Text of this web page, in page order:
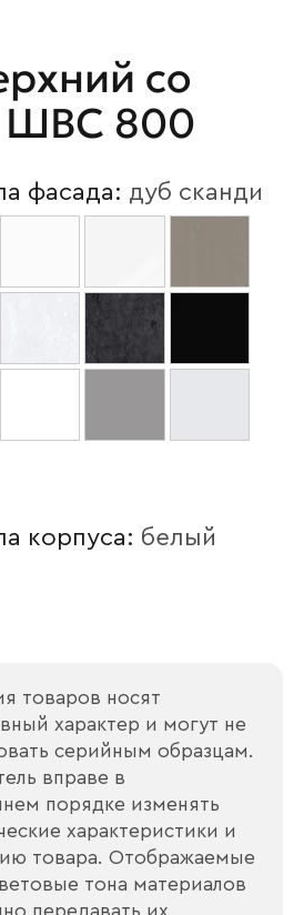
со
ШВС 800
фасада: дуб сканди
корпуса: белый
товаров носят
характер и могут не
серийным образцам.
вправе в
порядке изменять
характеристики и
товара. Отображаемые
тона материалов
передавать их
организации